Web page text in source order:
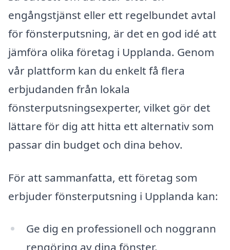
engångstjänst eller ett regelbundet avtal
för fönsterputsning, är det en god idé att
jämföra olika företag i Upplanda. Genom
vår plattform kan du enkelt få flera
erbjudanden från lokala
fönsterputsningsexperter, vilket gör det
lättare för dig att hitta ett alternativ som
passar din budget och dina behov.
För att sammanfatta, ett företag som
erbjuder fönsterputsning i Upplanda kan:
Ge dig en professionell och noggrann